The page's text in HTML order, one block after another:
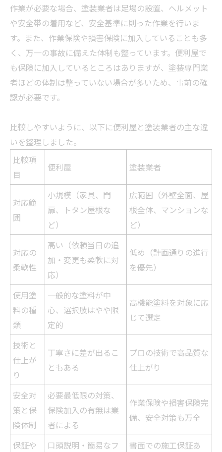
作業が必要な場合、塗装業者は足場の設置、ヘルメット
や安全帯の着用など、安全基準に則った作業を行いま
す。また、作業保険や損害保険に加入していることも多
く、万一の事故に備えた体制も整っています。便利屋で
も保険に加入しているところはありますが、塗装専門業
者ほどの体制は整っていない場合が多いため、事前の確
認が必要です。
比較しやすいように、以下に便利屋と塗装業者の主な違
いを整理しました。
比較項
目
便利屋 塗装業者
対応範
囲
小規模（家具、門
扉、トタン屋根な
ど）
広範囲（外壁全面、屋
根全体、マンションな
ど）
対応の
柔軟性
高い（依頼当日の追
加・変更も柔軟に対
応）
低め（計画通りの進行
を優先）
使用塗
料の種
類
一般的な塗料が中
心、選択肢はやや限
定的
高機能塗料を対象に応
じて選定
技術と
仕上が
り
丁寧さに差が出るこ
ともある
プロの技術で高品質な
仕上がり
安全対
策と保
険体制
必要最低限の対策、
保険加入の有無は業
者による
作業保険や損害保険完
備、安全対策も万全
保証や
口頭説明・簡易なフ
書面での施工保証あ